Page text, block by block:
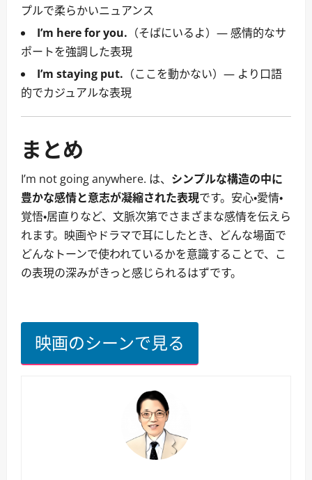
プルで柔らかいニュアンス
I’m here for you. （そばにいるよ）― 感情的なサ
ポートを強調した表現
I’m staying put. （ここを動かない）― より口語
的でカジュアルな表現
まとめ
I’m not going anywhere. は、 シンプルな構造の中に
豊かな感情と意志が凝縮された表現です。安心・愛情・
覚悟・居直りなど、文脈次第でさまざまな感情を伝えら
れます。映画やドラマで耳にしたとき、どんな場面で
どんなトーンで使われているかを意識することで、こ
の表現の深みがきっと感じられるはずです。
映画のシーンで見る